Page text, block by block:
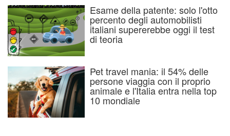
Esame della patente: solo l'otto
percento degli automobilisti
italiani supererebbe oggi il test
di teoria
Pet travel mania: il 54% delle
persone viaggia con il proprio
animale e l'Italia entra nella top
10 mondiale